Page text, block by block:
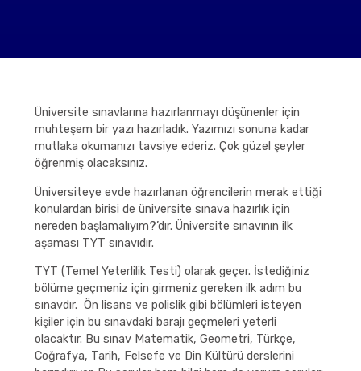
Üniversite sınavlarına hazırlanmayı düşünenler için
muhteşem bir yazı hazırladık. Yazımızı sonuna kadar
mutlaka okumanızı tavsiye ederiz. Çok güzel şeyler
öğrenmiş olacaksınız.
Üniversiteye evde hazırlanan öğrencilerin merak ettiği
konulardan birisi de üniversite sınava hazırlık için
nereden başlamalıyım?’dır. Üniversite sınavının ilk
aşaması TYT sınavıdır.
TYT (Temel Yeterlilik Testi) olarak geçer. İstediğiniz
bölüme geçmeniz için girmeniz gereken ilk adım bu
sınavdır. Ön lisans ve polislik gibi bölümleri isteyen
kişiler için bu sınavdaki barajı geçmeleri yeterli
olacaktır. Bu sınav Matematik, Geometri, Türkçe,
Coğrafya, Tarih, Felsefe ve Din Kültürü derslerini